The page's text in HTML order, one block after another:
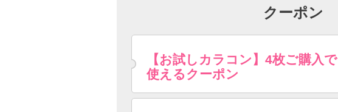
クーポン
【お試しカラコン】4枚ご購入で
使えるクーポン